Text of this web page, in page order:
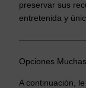
preservar sus
entretenida y
Opciones
A continuación,